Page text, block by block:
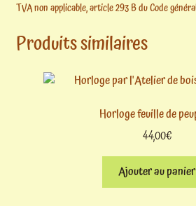
TVA non applicable, article 293 B du Code
Produits similaires
Horloge feuille de
44,00€
Ajouter au panier